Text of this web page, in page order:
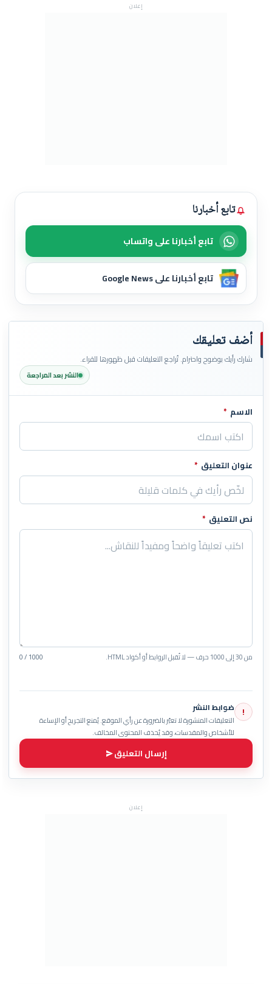
إعلان
تابع أخبارنا
تابع أخبارنا على واتساب
تابع أخبارنا على Google News
أضف تعليقك
شارك رأيك بوضوح واحترام. تُراجع التعليقات قبل ظهورها للقراء.
النشر بعد المراجعة
اترك هذا الحقل فارغاً
الاسم *
عنوان التعليق *
نص التعليق *
من 30 إلى 1000 حرف — لا تُقبل الروابط أو أكواد HTML. 0 / 1000
! ضوابط النشر
التعليقات المنشورة لا تعبّر بالضرورة عن رأي الموقع. يُمنع التجريح أو الإساءة
للأشخاص والمقدسات، وقد يُحذف المحتوى المخالف.
إرسال التعليق
إعلان